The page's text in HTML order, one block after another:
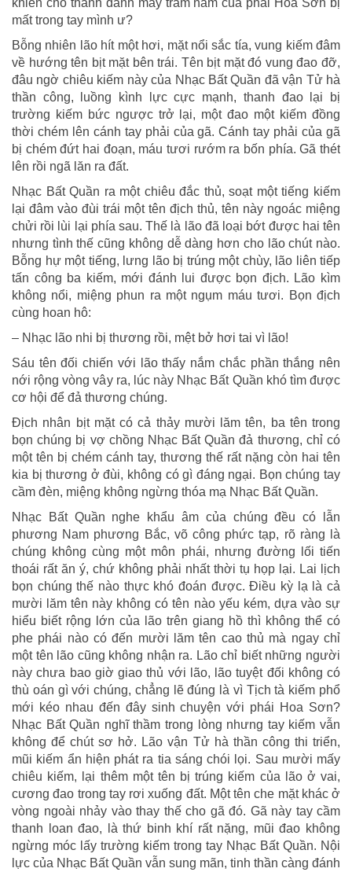
mất trong tay mình ư?
Bỗng nhiên lão hít một hơi, mặt nổi sắc tía, vung kiếm đâm
về hướng tên bịt mặt bên trái. Tên bịt mặt đó vung đao đỡ,
đâu ngờ chiêu kiếm này của Nhạc Bất Quần đã vận Tử hà
thần công, luồng kình lực cực mạnh, thanh đao lại bị
trường kiếm bức ngược trở lại, một đao một kiếm đồng
thời chém lên cánh tay phải của gã. Cánh tay phải của gã
bị chém đứt hai đoạn, máu tươi rướm ra bốn phía. Gã thét
lên rồi ngã lăn ra đất.
Nhạc Bất Quần ra một chiêu đắc thủ, soạt một tiếng kiếm
lại đâm vào đùi trái một tên địch thủ, tên này ngoác miệng
chửi rồi lùi lại phía sau. Thế là lão đã loại bớt được hai tên
nhưng tình thế cũng không dễ dàng hơn cho lão chút nào.
Bỗng hự một tiếng, lưng lão bị trúng một chùy, lão liên tiếp
tấn công ba kiếm, mới đánh lui được bọn địch. Lão kìm
không nổi, miệng phun ra một ngụm máu tươi. Bọn địch
cùng hoan hô:
– Nhạc lão nhi bị thương rồi, mệt bở hơi tai vì lão!
Sáu tên đối chiến với lão thấy nắm chắc phần thắng nên
nới rộng vòng vây ra, lúc này Nhạc Bất Quần khó tìm được
cơ hội để đả thương chúng.
Địch nhân bịt mặt có cả thảy mười lăm tên, ba tên trong
bọn chúng bị vợ chồng Nhạc Bất Quần đả thương, chỉ có
một tên bị chém cánh tay, thương thế rất nặng còn hai tên
kia bị thương ở đùi, không có gì đáng ngại. Bọn chúng tay
cầm đèn, miệng không ngừng thóa mạ Nhạc Bất Quần.
Nhạc Bất Quần nghe khẩu âm của chúng đều có lẫn
phương Nam phương Bắc, võ công phức tạp, rõ ràng là
chúng không cùng một môn phái, nhưng đường lối tiến
thoái rất ăn ý, chứ không phải nhất thời tụ họp lại. Lai lịch
bọn chúng thế nào thực khó đoán được. Điều kỳ lạ là cả
mười lăm tên này không có tên nào yếu kém, dựa vào sự
hiểu biết rộng lớn của lão trên giang hồ thì không thể có
phe phái nào có đến mười lăm tên cao thủ mà ngay chỉ
một tên lão cũng không nhận ra. Lão chỉ biết những người
này chưa bao giờ giao thủ với lão, lão tuyệt đối không có
thù oán gì với chúng, chẳng lẽ đúng là vì Tịch tà kiếm phổ
mới kéo nhau đến đây sinh chuyện với phái Hoa Sơn?
Nhạc Bất Quần nghĩ thầm trong lòng nhưng tay kiếm vẫn
không để chút sơ hở. Lão vận Tử hà thần công thi triển,
mũi kiếm ẩn hiện phát ra tia sáng chói lọi. Sau mười mấy
chiêu kiếm, lại thêm một tên bị trúng kiếm của lão ở vai,
cương đao trong tay rơi xuống đất. Một tên che mặt khác ở
vòng ngoài nhảy vào thay thế cho gã đó. Gã này tay cầm
thanh loan đao, là thứ binh khí rất nặng, mũi đao không
ngừng móc lấy trường kiếm trong tay Nhạc Bất Quần. Nội
lực của Nhạc Bất Quần vẫn sung mãn, tinh thần càng đánh